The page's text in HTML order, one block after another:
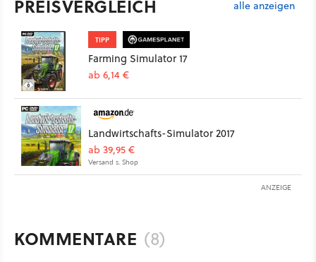
PREISVERGLEICH alle anzeigen
TIPP
Farming Simulator 17
ab 6,14 €
Landwirtschafts-Simulator 2017
ab 39,95 €
Versand s. Shop
ANZEIGE
KOMMENTARE (8)